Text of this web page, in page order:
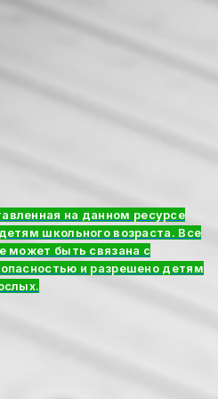
на данном ресурсе
школьного возраста. Все
может быть связана с
и разрешено детям